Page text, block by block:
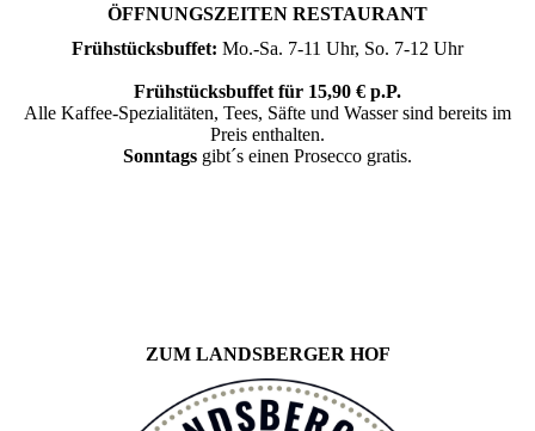
ÖFFNUNGSZEITEN RESTAURANT
Frühstücksbuffet: Mo.-Sa. 7-11 Uhr, So. 7-12 Uhr
Frühstücksbuffet für 15,90 € p.P.
Alle Kaffee-Spezialitäten, Tees, Säfte und Wasser sind bereits im
Preis enthalten.
Sonntags gibt´s einen Prosecco gratis.
ZUM LANDSBERGER HOF